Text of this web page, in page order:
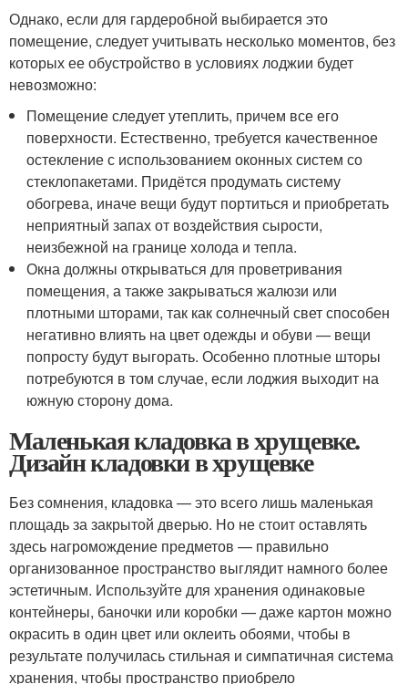
Однако, если для гардеробной выбирается это
помещение, следует учитывать несколько моментов, без
которых ее обустройство в условиях лоджии будет
невозможно:
Помещение следует утеплить, причем все его
поверхности. Естественно, требуется качественное
остекление с использованием оконных систем со
стеклопакетами. Придётся продумать систему
обогрева, иначе вещи будут портиться и приобретать
неприятный запах от воздействия сырости,
неизбежной на границе холода и тепла.
Окна должны открываться для проветривания
помещения, а также закрываться жалюзи или
плотными шторами, так как солнечный свет способен
негативно влиять на цвет одежды и обуви — вещи
попросту будут выгорать. Особенно плотные шторы
потребуются в том случае, если лоджия выходит на
южную сторону дома.
Маленькая кладовка в хрущевке.
Дизайн кладовки в хрущевке
Без сомнения, кладовка — это всего лишь маленькая
площадь за закрытой дверью. Но не стоит оставлять
здесь нагромождение предметов — правильно
организованное пространство выглядит намного более
эстетичным. Используйте для хранения одинаковые
контейнеры, баночки или коробки — даже картон можно
окрасить в один цвет или оклеить обоями, чтобы в
результате получилась стильная и симпатичная система
хранения, чтобы пространство приобрело